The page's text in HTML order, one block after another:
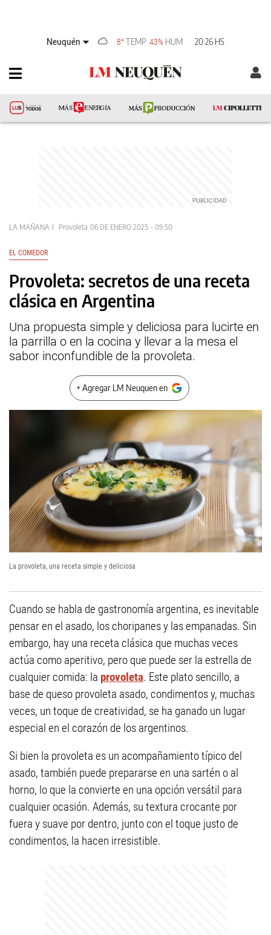
Neuquén 8°TEMP 43% HUM 20:26 HS
LA MAÑANA Provoleta 06 DE ENERO 2025 - 09:50
EL COMEDOR
Provoleta: secretos de una receta
clásica en Argentina
Una propuesta simple y deliciosa para lucirte en
la parrilla o en la cocina y llevar a la mesa el
sabor inconfundible de la provoleta.
+ Agregar LM Neuquen en
La provoleta, una receta simple y deliciosa
Cuando se habla de gastronomía argentina, es inevitable
pensar en el asado, los choripanes y las empanadas. Sin
embargo, hay una receta clásica que muchas veces
actúa como aperitivo, pero que puede ser la estrella de
cualquier comida: la provoleta. Este plato sencillo, a
base de queso provoleta asado, condimentos y, muchas
veces, un toque de creatividad, se ha ganado un lugar
especial en el corazón de los argentinos.
Si bien la provoleta es un acompañamiento típico del
asado, también puede prepararse en una sartén o al
horno, lo que la convierte en una opción versátil para
cualquier ocasión. Además, su textura crocante por
fuera y suave por dentro, junto con el toque justo de
condimentos, la hacen irresistible.